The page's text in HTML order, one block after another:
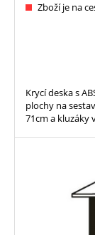
Zboží je na
Krycí deska s
plochy na
71cm a kluzáky